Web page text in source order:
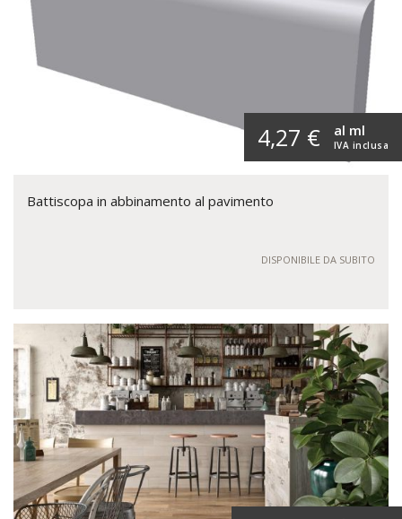
4,27 € IVA inclusa
al ml
Battiscopa in abbinamento al pavimento
DISPONIBILE DA SUBITO